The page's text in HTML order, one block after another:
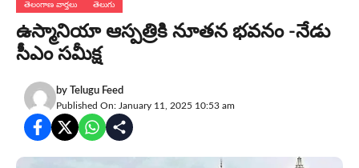
తెలంగాణ వార్తలు తెలుగు
ఉస్మానియా ఆస్ప‌త్రికి నూత‌న భ‌వ‌నం -నేడు
సీఎం స‌మీక్ష‌
by Telugu Feed
Published On: January 11, 2025 10:53 am